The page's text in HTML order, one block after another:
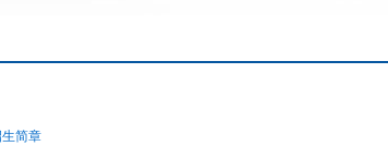
简章